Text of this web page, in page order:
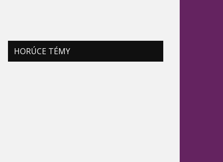
HORÚCE TÉMY